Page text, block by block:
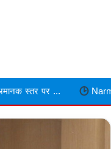
Narmdapuram चरित्र